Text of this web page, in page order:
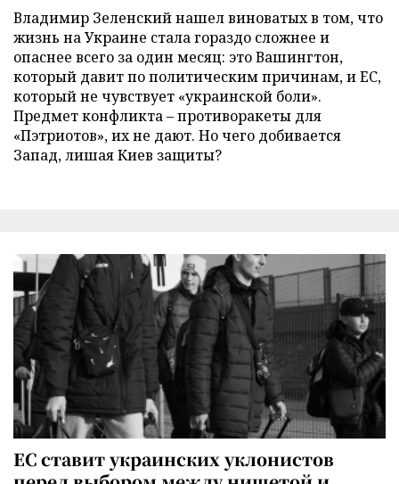
Владимир Зеленский нашел виноватых в том, что
жизнь на Украине стала гораздо сложнее и
опаснее всего за один месяц: это Вашингтон,
который давит по политическим причинам, и ЕС,
который не чувствует «украинской боли».
Предмет конфликта – противоракеты для
«Пэтриотов», их не дают. Но чего добивается
Запад, лишая Киев защиты?
ЕС ставит украинских уклонистов